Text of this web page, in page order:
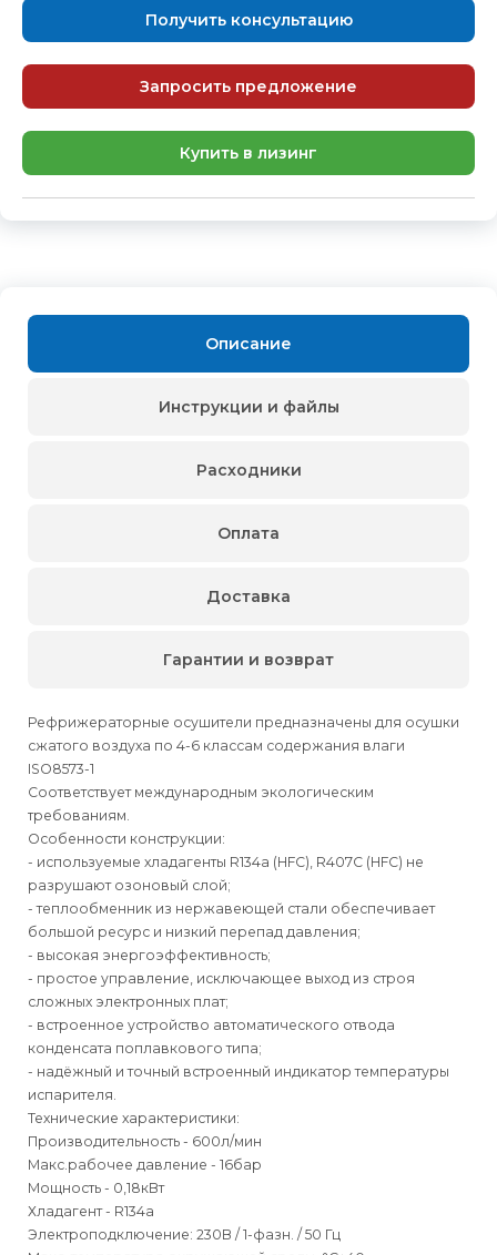
Получить консультацию
Запросить предложение
Купить в лизинг
Описание
Рефрижераторные осушители предназначены для осушки
сжатого воздуха по 4-6 классам содержания влаги
ISO8573-1
Соответствует международным экологическим
требованиям.
Особенности конструкции:
- используемые хладагенты R134a (HFC), R407C (HFC) не
разрушают озоновый слой;
- теплообменник из нержавеющей стали обеспечивает
большой ресурс и низкий перепад давления;
- высокая энергоэффективность;
- простое управление, исключающее выход из строя
сложных электронных плат;
- встроенное устройство автоматического отвода
конденсата поплавкового типа;
- надёжный и точный встроенный индикатор температуры
испарителя.
Технические характеристики:
Производительность - 600л/мин
Макс.рабочее давление - 16бар
Мощность - 0,18кВт
Хладагент - R134a
Электроподключение: 230В / 1-фазн. / 50 Гц
Инструкции и файлы
Расходники
Оплата
Доставка
Гарантии и возврат